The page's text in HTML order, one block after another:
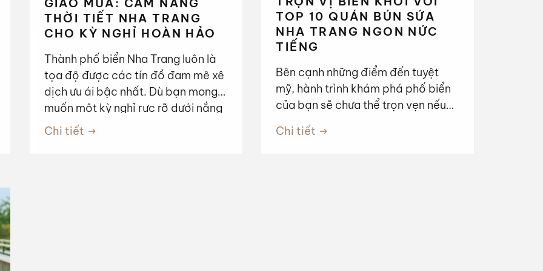
GIAO MÙA: CẨM NANG
THỜI TIẾT NHA TRANG
CHO KỲ NGHỈ HOÀN HẢO
Thành phố biển Nha Trang luôn là
tọa độ được các tín đồ đam mê xê
dịch ưu ái bậc nhất. Dù bạn mong
muốn một kỳ nghỉ rực rỡ dưới nắng
vàng hay một chốn bình yên tĩnh
Chi tiết
TOP 10 QUÁN BÚN SỨA
NHA TRANG NGON NỨC
TIẾNG
Bên cạnh những điểm đến tuyệt
mỹ, hành trình khám phá phố biển
của bạn sẽ chưa thể trọn vẹn nếu
bỏ qua món bún sứa Nha Trang –
thức quà dân dã mang trọn tinh
Chi tiết